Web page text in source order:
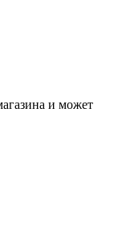
и может